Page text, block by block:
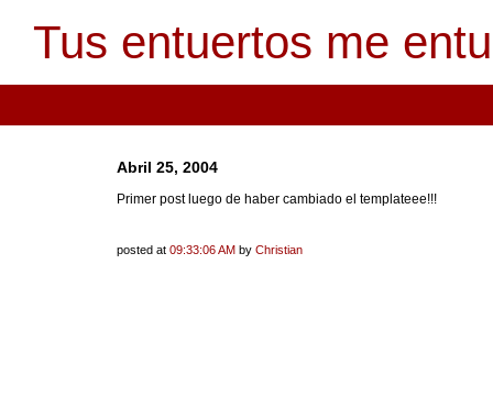
Tus entuertos me
Abril 25, 2004
Primer post luego de haber cambiado el templateee!!!
posted at 09:33:06 AM by Christian